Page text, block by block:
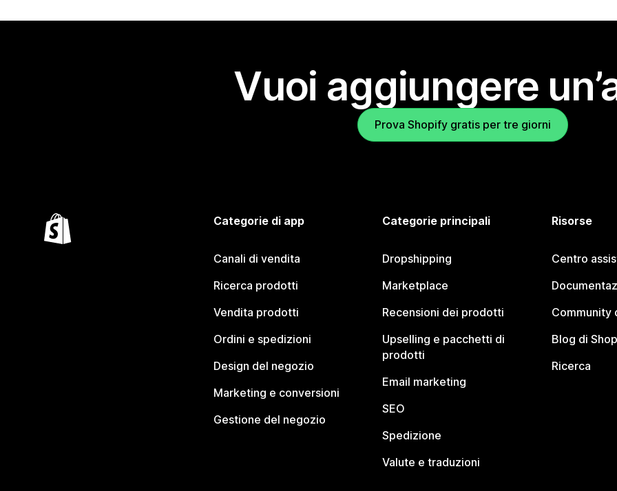
Vuoi aggiungere
Prova Shopify gratis per tre giorni
Categorie di app
Canali di vendita
Ricerca prodotti
Vendita prodotti
Ordini e spedizioni
Design del negozio
Marketing e conversioni
Gestione del negozio
Categorie principali
Dropshipping
Marketplace
Recensioni dei prodotti
Upselling e pacchetti di
prodotti
Email marketing
SEO
Spedizione
Valute e traduzioni
Risorse
Centro
Community
Blog di
Ricerca